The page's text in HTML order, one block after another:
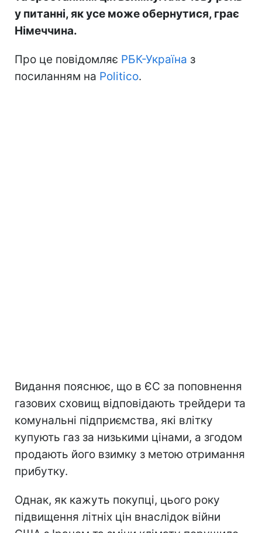
у питанні, як усе може обернутися, грає
Німеччина.
Про це повідомляє РБК-Україна з
посиланням на Politico.
Видання пояснює, що в ЄС за поповнення
газових сховищ відповідають трейдери та
комунальні підприємства, які влітку
купують газ за низькими цінами, а згодом
продають його взимку з метою отримання
прибутку.
Однак, як кажуть покупці, цього року
підвищення літніх цін внаслідок війни